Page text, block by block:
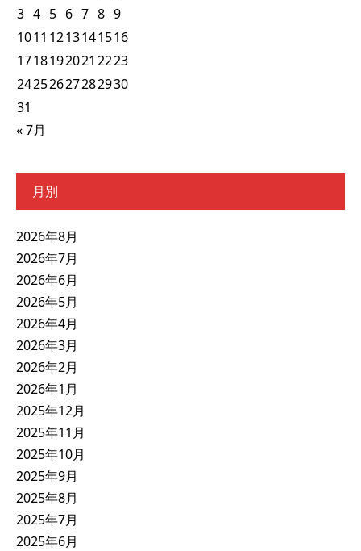
3 4 5 6 7 8 9
1011 1213141516
1718192021 2223
24252627282930
31
« 7月
月別
2026年8月
2026年7月
2026年6月
2026年5月
2026年4月
2026年3月
2026年2月
2026年1月
2025年12月
2025年11月
2025年10月
2025年9月
2025年8月
2025年7月
2025年6月